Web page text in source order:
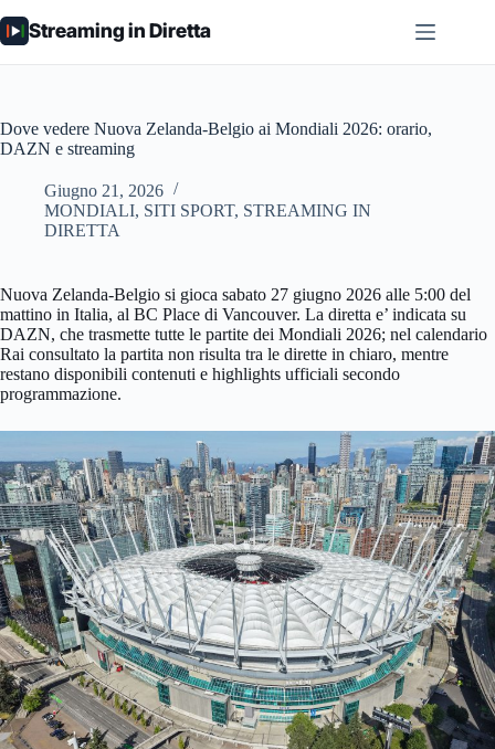
al
contenuto
Streaming in Diretta
Dove vedere Nuova Zelanda-Belgio ai Mondiali 2026: orario,
DAZN e streaming
Giugno 21, 2026
MONDIALI, SITI SPORT, STREAMING IN
DIRETTA
Nuova Zelanda-Belgio si gioca sabato 27 giugno 2026 alle 5:00 del
mattino in Italia, al BC Place di Vancouver. La diretta e’ indicata su
DAZN, che trasmette tutte le partite dei Mondiali 2026; nel calendario
Rai consultato la partita non risulta tra le dirette in chiaro, mentre
restano disponibili contenuti e highlights ufficiali secondo
programmazione.